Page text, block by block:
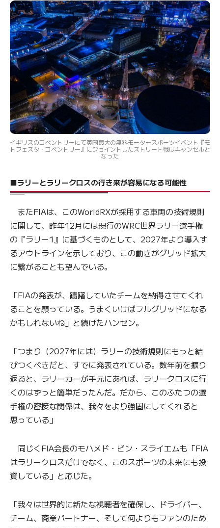
イギリスのコベントリーにて英国最大の無料モータースポーツイベント『モ
トフェスタ・コベントリー』にジョイントしたストリート戦はキャンセルと
なった
■ラリーとラリークロスの行き来が容易になる可能性
またFIAは、このWorldRXが採用する車両の技術規則
に関して、昨年12月には現行のWRC世界ラリー選手権
の『ラリー1』に基づくものとして、2027年より導入す
るアウトラインを示しており、この動きがグリッド拡大
に繋がることも望んでいる。
「FIAの発表が、躊躇していたチームを納得させてくれ
ることを願っている。うまくいけばフルグリッドになる
かもしれないね」と続けたハンセン。
「つまり（2027年には）ラリーの技術規則にもっと結
びつくべきだと、すでに発表されている。数年前を振り
返ると、ラリーカーが手元にあれば、ラリークロスに行
くのはずっと簡単だったんだ。だから、このふたつの選
手権の密接な関係は、我々をより強固にしてくれると
思っている」
同じくFIA会長のモハメド・ビン・スライエムも「FIA
はラリークロスだけでなく、このスポーツの未来にも投
資している」と応じた。
「我々は世界的に新たな視聴者を確保し、ドライバー、
チーム、商業パートナー、そして何よりもファンのため